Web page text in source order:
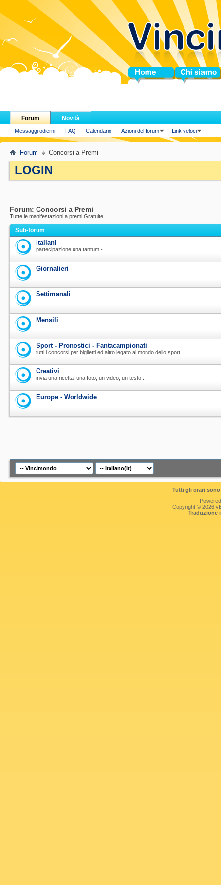
Home Chi siamo
Forum
Messaggi odierni FAQ Calendario Azioni del forum Link veloci
Novità
Forum Concorsi a Premi
LOGIN.
Forum: Concorsi a Premi
Tutte le manifestazioni a premi Gratuite
Sub-forum
Italiani
partecipazione una tantum -
Giornalieri
Settimanali
Mensili
Sport - Pronostici - Fantacampionati
tutti i concorsi per biglietti ed altro legato al mondo dello sport
Creativi
invia una ricetta, una foto, un video, un testo...
Europe - Worldwide
Tutti gli orari
Copyright © 2026
Traduzione